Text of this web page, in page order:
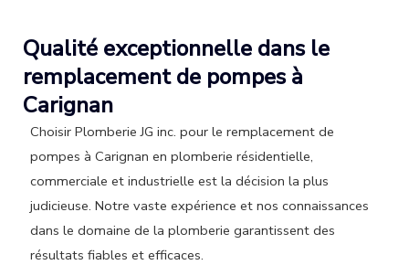
Qualité exceptionnelle dans le
remplacement de pompes à
Carignan
Choisir Plomberie JG inc. pour le remplacement de
pompes à Carignan en plomberie résidentielle,
commerciale et industrielle est la décision la plus
judicieuse. Notre vaste expérience et nos connaissances
dans le domaine de la plomberie garantissent des
résultats fiables et efficaces.